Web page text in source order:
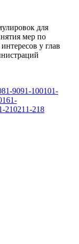
для
мер по
у глав
81-9091-100101-
161-
210211-218